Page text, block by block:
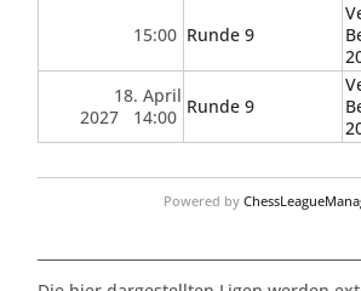
15:00 Runde 9
18. April
2027 14:00 Runde 9
Powered by